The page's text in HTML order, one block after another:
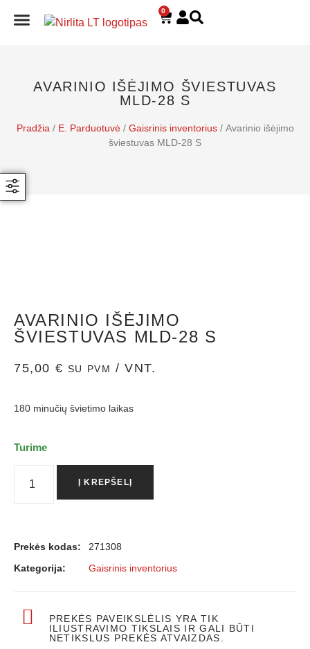
0
AVARINIO IŠĖJIMO ŠVIESTUVAS
MLD-28 S
Pradžia / E. Parduotuvė/ Gaisrinis inventorius/ Avarinio išėjimo
šviestuvas MLD-28 S
AVARINIO IŠĖJIMO
ŠVIESTUVAS MLD-28 S
75,00 € SU PVM / VNT.
180 minučių švietimo laikas
Turime
Į KREPŠELĮ
Prekės kodas:
271308
Kategorija:
Gaisrinis inventorius
PREKĖS PAVEIKSLĖLIS YRA TIK
ILIUSTRAVIMO TIKSLAIS IR GALI BŪTI
NETIKSLUS PREKĖS ATVAIZDAS.